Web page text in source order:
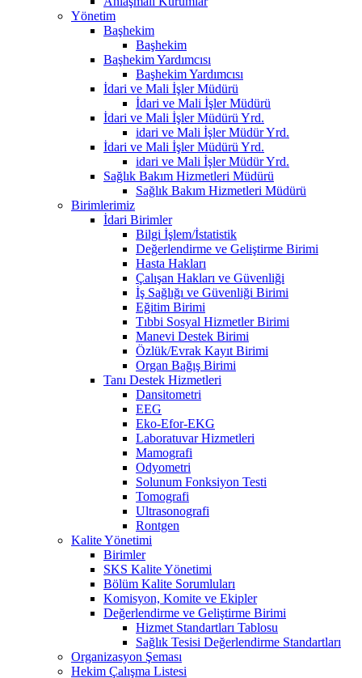
Yönetim
Başhekim
Başhekim
Başhekim Yardımcısı
Başhekim Yardımcısı
İdari ve Mali İşler Müdürü
İdari ve Mali İşler Müdürü
İdari ve Mali İşler Müdürü Yrd.
idari ve Mali İşler Müdür Yrd.
İdari ve Mali İşler Müdürü Yrd.
idari ve Mali İşler Müdür Yrd.
Sağlık Bakım Hizmetleri Müdürü
Sağlık Bakım Hizmetleri Müdürü
Birimlerimiz
İdari Birimler
Bilgi İşlem/İstatistik
Değerlendirme ve Geliştirme Birimi
Hasta Hakları
Çalışan Hakları ve Güvenliği
İş Sağlığı ve Güvenliği Birimi
Eğitim Birimi
Tıbbi Sosyal Hizmetler Birimi
Manevi Destek Birimi
Özlük/Evrak Kayıt Birimi
Organ Bağış Birimi
Tanı Destek Hizmetleri
Dansitometri
EEG
Eko-Efor-EKG
Laboratuvar Hizmetleri
Mamografi
Odyometri
Solunum Fonksiyon Testi
Tomografi
Ultrasonografi
Rontgen
Kalite Yönetimi
Birimler
SKS Kalite Yönetimi
Bölüm Kalite Sorumluları
Komisyon, Komite ve Ekipler
Değerlendirme ve Geliştirme Birimi
Hizmet Standartları Tablosu
Sağlık Tesisi Değerlendirme Standartları
Organizasyon Şeması
Hekim Çalışma Listesi